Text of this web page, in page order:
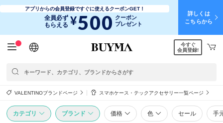
アプリからの会員登録ですぐに使えるクーポンGET！
全員必ず
もらえる ¥500 クーポン
プレゼント
詳しくは
こちらから
日本語
English
简体中文
繁體中文
今すぐ
会員登録!
VALENTINOブランドページ スマホケース・テックアクセサリー一覧ページ
カテゴリ ブランド 価格 色 セール 手